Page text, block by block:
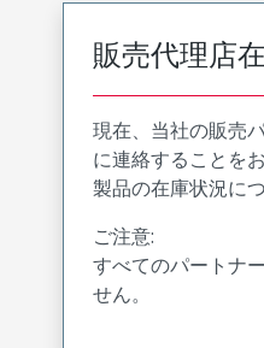
販売代理店
現在、当社の販売
に連絡することを
製品の在庫状況に
ご注意:
すべてのパートナ
せん。